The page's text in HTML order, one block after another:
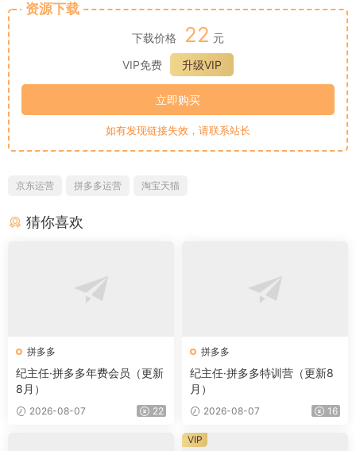
资源下载
下载价格 22 元
VIP免费
升级VIP
立即购买
如有发现链接失效，请联系站长
京东运营 拼多多运营 淘宝天猫
猜你喜欢
拼多多
纪主任·拼多多年费会员（更新
8月）
2026-08-07 22
拼多多
纪主任·拼多多特训营（更新8
月）
2026-08-07 16
VIP